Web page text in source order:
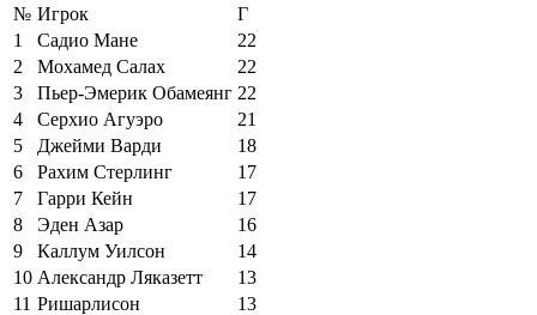
№ Игрок
Г
1
Садио Мане
22
2
Мохамед Салах
22
3
Пьер-Эмерик Обамеянг 22
4
Серхио Агуэро
21
5
Джейми Варди
18
6
Рахим Стерлинг
17
7
Гарри Кейн
17
8
Эден Азар
16
9
Каллум Уилсон
14
10 Александр Ляказетт
13
11 Ришарлисон
13